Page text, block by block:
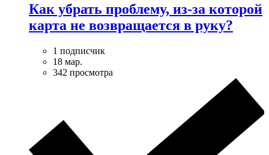
Как убрать проблему, из-за которой
карта не возвращается в руку?
1 подписчик
18 мар.
342 просмотра